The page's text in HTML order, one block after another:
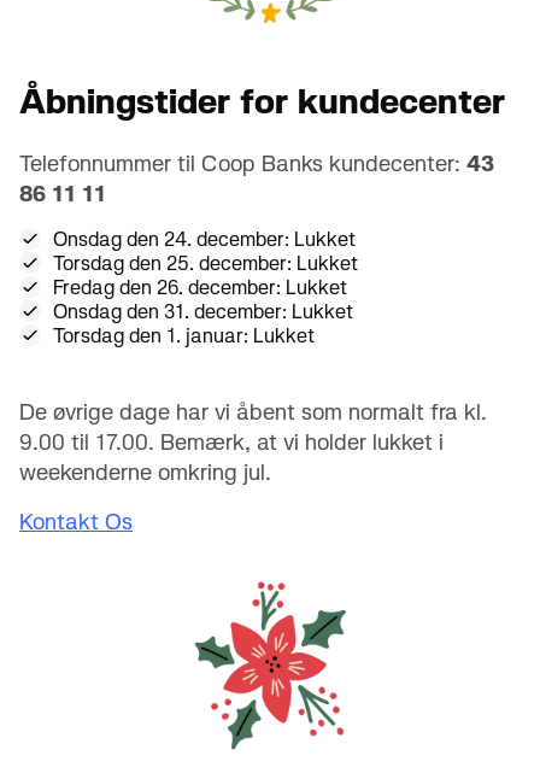
Åbningstider for kundecenter
Telefonnummer til Coop Banks kundecenter: 43
86 11 11
Onsdag den 24. december: Lukket
Torsdag den 25. december: Lukket
Fredag den 26. december: Lukket
Onsdag den 31. december: Lukket
Torsdag den 1. januar: Lukket
De øvrige dage har vi åbent som normalt fra kl.
9.00 til 17.00. Bemærk, at vi holder lukket i
weekenderne omkring jul.
Kontakt Os